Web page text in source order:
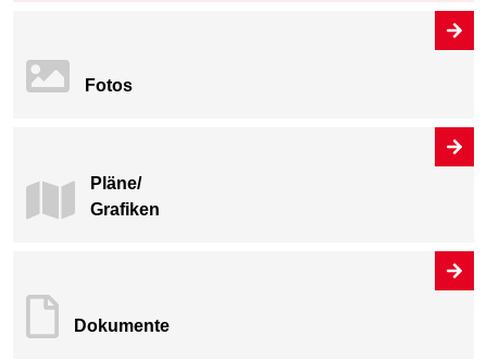
Fotos
Pläne/
Grafiken
Dokumente